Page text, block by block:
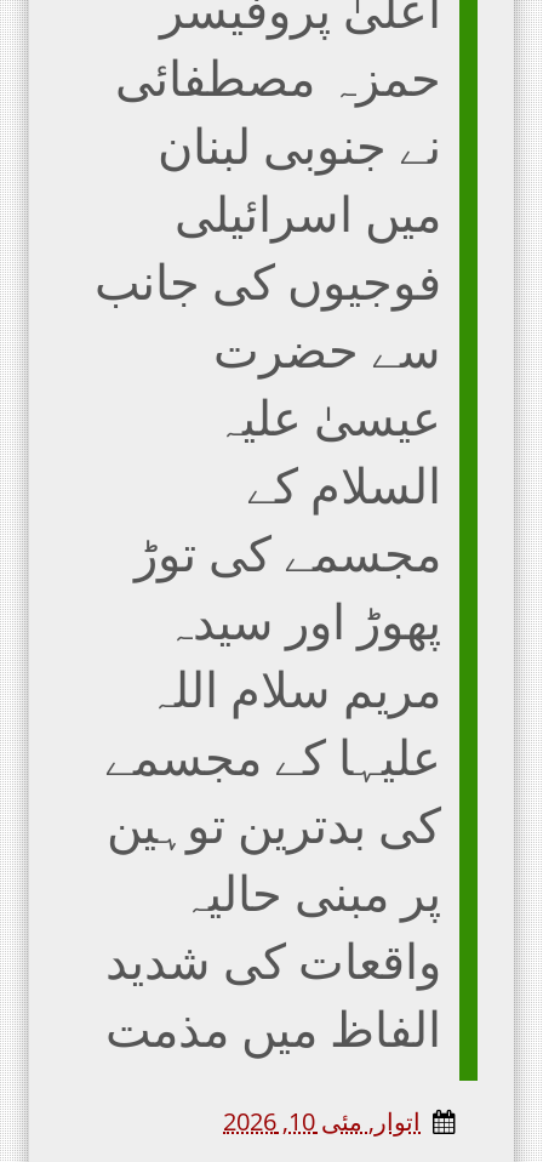
حمزہ مصطفائی
نے جنوبی لبنان
میں اسرائیلی
فوجیوں کی جانب
سے حضرت
عیسیٰ علیہ
السلام کے
مجسمے کی توڑ
پھوڑ اور سیدہ
مریم سلام اللہ
علیہا کے مجسمے
کی بدترین توہین
پر مبنی حالیہ
واقعات کی شدید
الفاظ میں مذمت
اتوار, مئی 10, 2026